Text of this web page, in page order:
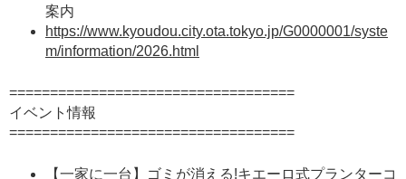
案内
https://www.kyoudou.city.ota.tokyo.jp/G0000001/syste
m/information/2026.html
===================================
イベント情報
===================================
【一家に一台】ゴミが消える!キエーロ式プランターコ